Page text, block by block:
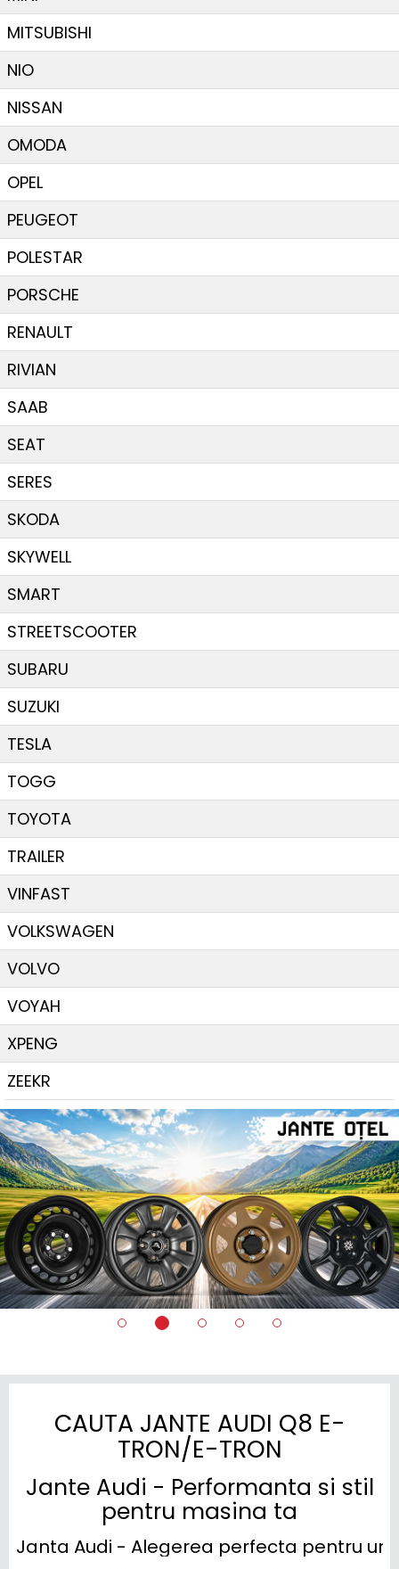
MITSUBISHI
NIO
NISSAN
OMODA
OPEL
PEUGEOT
POLESTAR
PORSCHE
RENAULT
RIVIAN
SAAB
SEAT
SERES
SKODA
SKYWELL
SMART
STREETSCOOTER
SUBARU
SUZUKI
TESLA
TOGG
TOYOTA
TRAILER
VINFAST
VOLKSWAGEN
VOLVO
VOYAH
XPENG
ZEEKR
CAUTA JANTE AUDI Q8 E-
TRON/E-TRON
Jante Audi - Performanta si stil
pentru masina ta
Janta Audi - Alegerea perfecta pentru un